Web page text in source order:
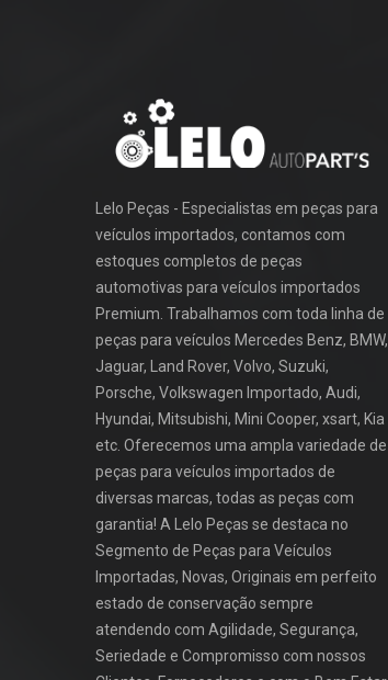
Lelo Peças - Especialistas em peças para
veículos importados, contamos com
estoques completos de peças
automotivas para veículos importados
Premium. Trabalhamos com toda linha de
peças para veículos Mercedes Benz, BMW,
Jaguar, Land Rover, Volvo, Suzuki,
Porsche, Volkswagen Importado, Audi,
Hyundai, Mitsubishi, Mini Cooper, xsart, Kia
etc. Oferecemos uma ampla variedade de
peças para veículos importados de
diversas marcas, todas as peças com
garantia! A Lelo Peças se destaca no
Segmento de Peças para Veículos
Importadas, Novas, Originais em perfeito
estado de conservação sempre
atendendo com Agilidade, Segurança,
Seriedade e Compromisso com nossos